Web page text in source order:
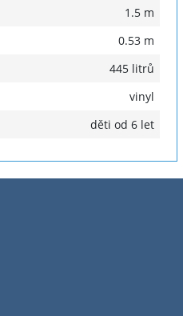
1.5 m
0.53 m
445 litrů
vinyl
děti od 6 let